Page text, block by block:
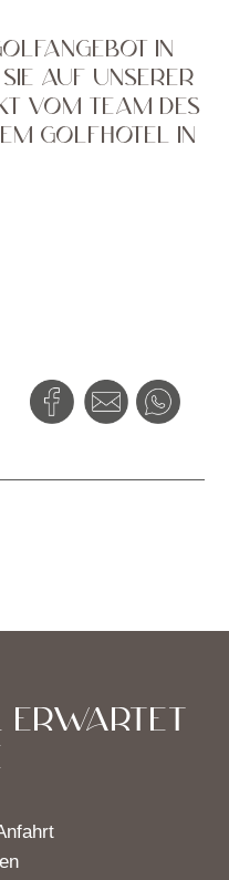
IN
AUF UNSERER
VOM TEAM DES
GOLFHOTEL IN
ERWARTET